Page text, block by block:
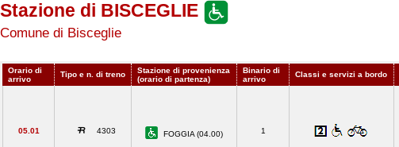
Stazione di BISCEGLIE
Comune di Bisceglie
Orario di
arrivo
Tipo e n. di treno
Stazione di provenienza
(orario di partenza)
Binario di
arrivo
Classi e servizi a bordo
05.01 4303 FOGGIA (04.00) 1